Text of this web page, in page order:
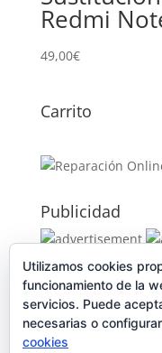
Redmi
49,00€
Carrito
Publicidad
Publicidad
Utilizamos cookies
funcionamiento de la
servicios. Puede
necesarias o
cookies